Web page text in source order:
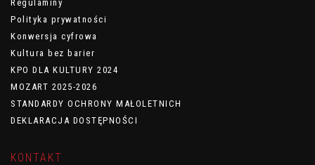
Regulaminy
Polityka prywatności
Konwersja cyfrowa
Kultura bez barier
KPO DLA KULTURY 2024
MOZART 2025-2026
STANDARDY OCHRONY MAŁOLETNICH
DEKLARACJA DOSTĘPNOŚCI
KONTAKT